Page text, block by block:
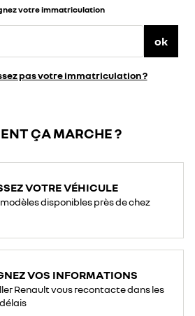
votre immatriculation
ok
pas votre immatriculation ?
ÇA MARCHE ?
VOTRE VÉHICULE
disponibles près de chez
VOS INFORMATIONS
Renault vous recontacte dans les